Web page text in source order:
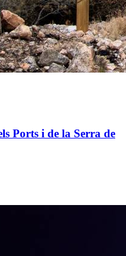
Ports i de la Serra de